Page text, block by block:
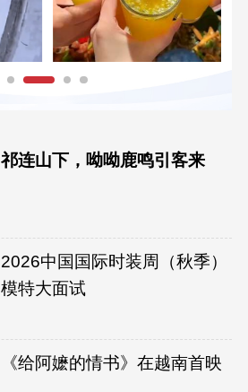
祁连山下，呦呦鹿鸣引客来
2026中国国际时装周（秋季）
模特大面试
《给阿嬷的情书》在越南首映